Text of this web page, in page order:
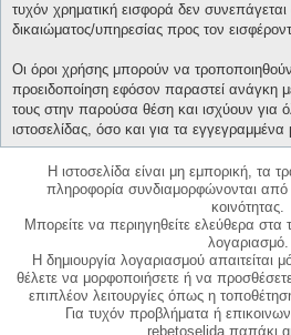
τυχόν χρηματική εισφορά δεν
δικαιώματος/υπηρεσίας προς τον
Οι όροι χρήσης μπορούν να
προειδοποίηση εφόσον παραστεί ανάγκη
τους στην παρούσα θέση και ισχύουν για
ιστοσελίδας, όσο και για τα εγγεγραμμένα
Η ιστοσελίδα είναι μη εμπορική, τα
πληροφορία συνδιαμορφώνονται από
κοινότητας.
Μπορείτε να περιηγηθείτε ελεύθερα στα
λογαριασμό.
Η δημιουργία λογαριασμού απαιτείται
θέλετε να μορφοποιήσετε ή να
επιπλέον λειτουργίες όπως η
Για τυχόν προβλήματα ή
rebetoselida παπάκι